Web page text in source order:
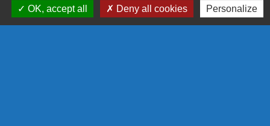
COMMISSION EUROPÉENNE
OK, accept all
Deny all cookies Personalize